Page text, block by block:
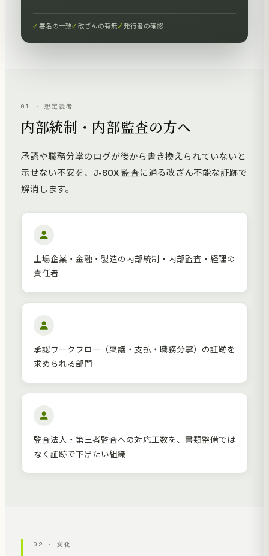
署名の一致 改ざんの有無 発行者の確認
01 · 想定読者
内部統制・内部監査の方へ
承認や職務分掌のログが後から書き換えられていないと
示せない不安を、J-SOX 監査に通る改ざん不能な証跡で
解消します。
上場企業・金融・製造の内部統制・内部監査・経理の
責任者
承認ワークフロー（稟議・支払・職務分掌）の証跡を
求められる部門
監査法人・第三者監査への対応工数を、書類整備では
なく証跡で下げたい組織
02 · 変化